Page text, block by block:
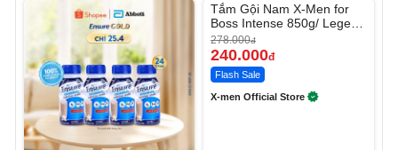
-13%
Tắm Gội Nam X-Men for
Boss Intense 850g/ Legend
830g
278.000đ
240.000đ
Flash Sale
X-men Official Store